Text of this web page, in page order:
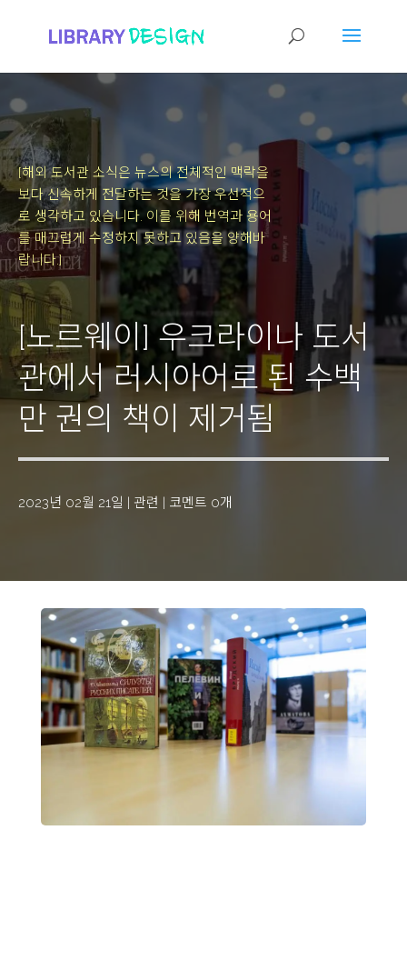
[해외 도서관 소식은 뉴스의 전체적인 맥락을
보다 신속하게 전달하는 것을 가장 우선적으
로 생각하고 있습니다. 이를 위해 번역과 용어
를 매끄럽게 수정하지 못하고 있음을 양해바
랍니다.]
[노르웨이] 우크라이나 도서
관에서 러시아어로 된 수백
만 권의 책이 제거됨
2023년 02월 21일 | 관련 | 코멘트 0개